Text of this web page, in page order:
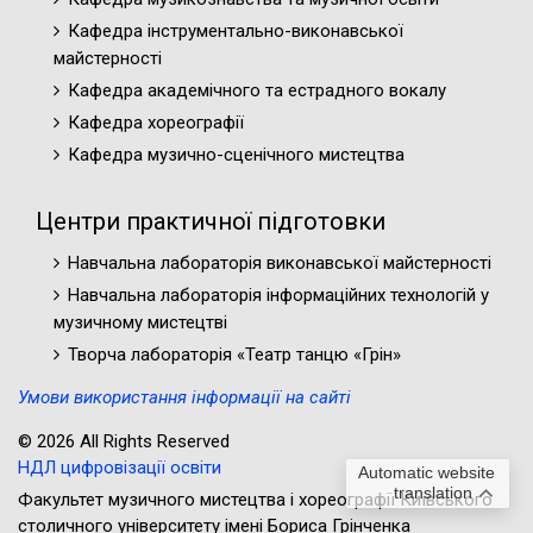
Automatic website
translation
Кафедра інструментально-виконавської
майстерності
Кафедра академічного та естрадного вокалу
Кафедра хореографії
Кафедра музично-сценічного мистецтва
Центри практичної підготовки
Навчальна лабораторія виконавської майстерності
Навчальна лабораторія інформаційних технологій у
музичному мистецтві
Творча лабораторія «Театр танцю «Грін»
Умови використання інформації на сайті
© 2026 All Rights Reserved
НДЛ цифровізації освіти
Факультет музичного мистецтва і хореографії Київського
столичного університету імені Бориса Грінченка